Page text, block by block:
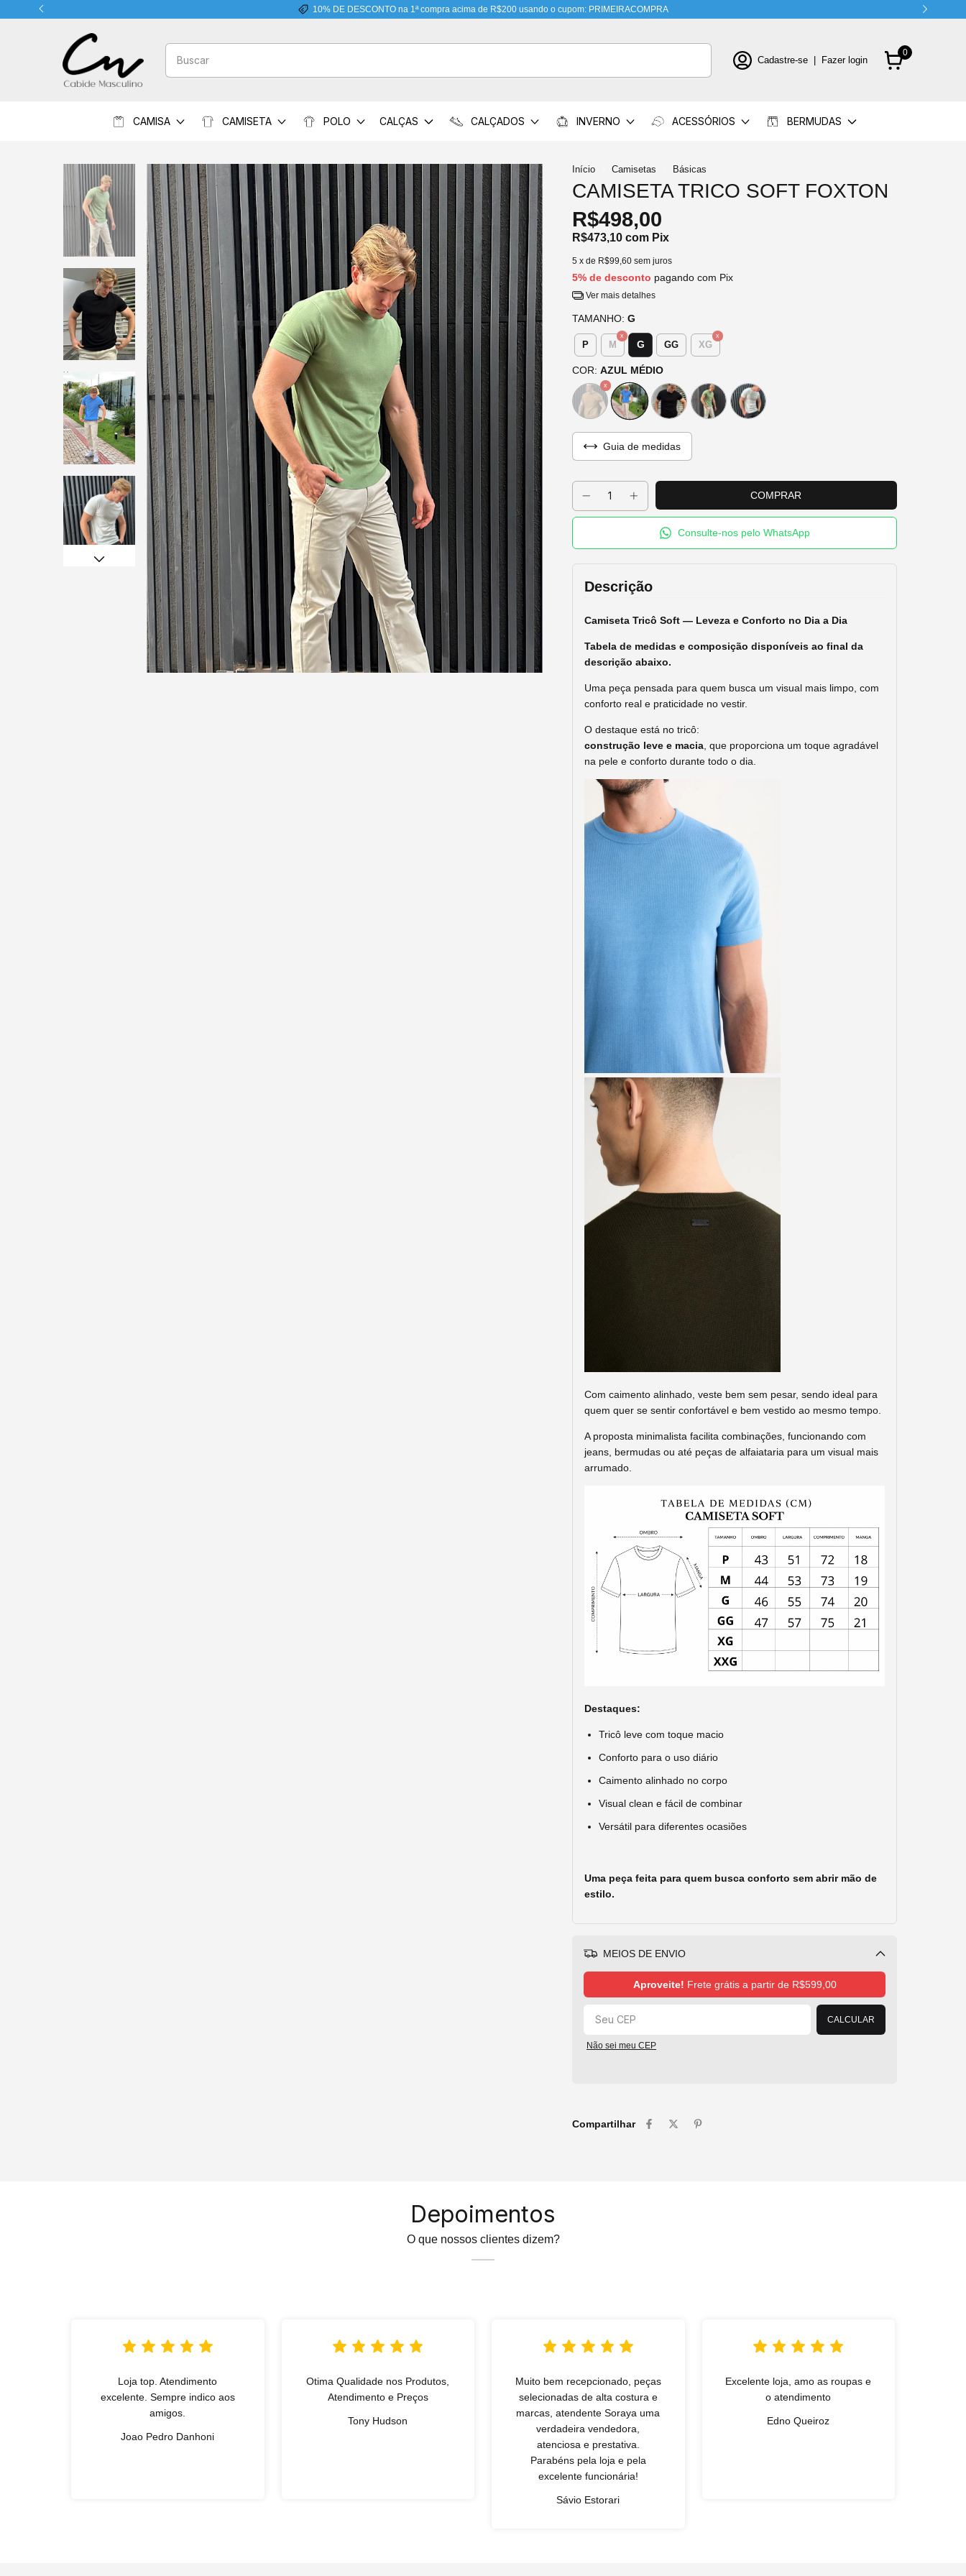
10% DE DESCONTO na 1ª compra acima de R$200 usando o cupom: PRIMEIRACOMPRA
Cadastre-se Fazer login
0
CAMISA CAMISETA POLO CALÇAS CALÇADOS INVERNO ACESSÓRIOS BERMUDAS
Início Camisetas Básicas
CAMISETA TRICO SOFT FOXTON
R$498,00
R$473,10 com Pix
5 x de R$99,60 sem juros
5% de desconto pagando com Pix
Ver mais detalhes
TAMANHO: G
P M G GG XG
COR: AZUL MÉDIO
Guia de medidas
Consulte-nos pelo WhatsApp
Descrição
Camiseta Tricô Soft — Leveza e Conforto no Dia a Dia
Tabela de medidas e composição disponíveis ao final da
descrição abaixo.
Uma peça pensada para quem busca um visual mais limpo, com
conforto real e praticidade no vestir.
O destaque está no tricô:
construção leve e macia , que proporciona um toque agradável
na pele e conforto durante todo o dia.
Com caimento alinhado, veste bem sem pesar, sendo ideal para
quem quer se sentir confortável e bem vestido ao mesmo tempo.
A proposta minimalista facilita combinações, funcionando com
jeans, bermudas ou até peças de alfaiataria para um visual mais
arrumado.
Destaques:
Tricô leve com toque macio
Conforto para o uso diário
Caimento alinhado no corpo
Visual clean e fácil de combinar
Versátil para diferentes ocasiões
Uma peça feita para quem busca conforto sem abrir mão de
estilo.
MEIOS DE ENVIO
Aproveite! Frete grátis a partir de R$599,00
CALCULAR
Não sei meu CEP
Compartilhar
Depoimentos
O que nossos clientes dizem?
Loja top. Atendimento
excelente. Sempre indico aos
amigos.
Joao Pedro Danhoni
Otima Qualidade nos Produtos,
Atendimento e Preços
Tony Hudson
Muito bem recepcionado, peças
selecionadas de alta costura e
marcas, atendente Soraya uma
verdadeira vendedora,
atenciosa e prestativa.
Parabéns pela loja e pela
excelente funcionária!
Sávio Estorari
Excelente loja, amo as roupas e
o atendimento
Edno Queiroz